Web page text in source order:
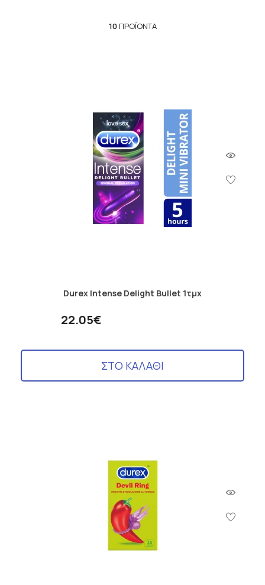
10ΠΡΟΪΌΝΤΑ
Durex Intense Delight Bullet 1τμχ
22.05€
ΣΤΟ ΚΑΛΑΘΙ